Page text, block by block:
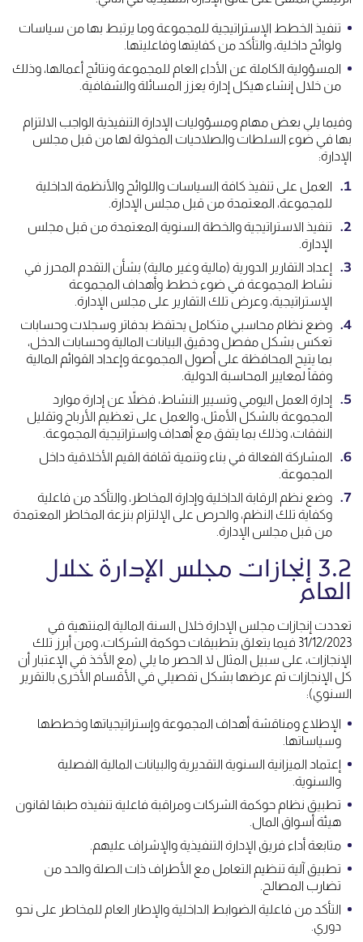
تنفيذ الخطط الإستراتيجية للمجموعة وما يرتبط بها من سياسات
ولوائح داخلية، والتأكد من كفايتها وفاعليتها.
المسؤولية الكاملة عن الأداء العام للمجموعة ونتائج أعمالها، وذلك
من خلال إنشاء هيكل إدارة يعزز المسائلة والشفافية.
وفيما يلي بعض مهام ومسؤوليات الإدارة التنفيذية الواجب الالتزام
بها في ضوء السلطات والصلاحيات المخولة لها من قبل مجلس
الإدارة:
العمل على تنفيذ كافة السياسات واللوائح والأنظمة الداخلية
للمجموعة، المعتمدة من قبل مجلس الإدارة.
تنفيذ الاستراتيجية والخطة السنوية المعتمدة من قبل مجلس
الإدارة.
إعداد التقارير الدورية (مالية وغير مالية) بشأن التقدم المحرز في
نشاط المجموعة في ضوء خطط وأهداف المجموعة
الإستراتيجية، وعرض تلك التقارير على مجلس الإدارة.
وضع نظام محاسبي متكامل يحتفظ بدفاتر وسجلات وحسابات
تعكس بشكل مفصل ودقيق البيانات المالية وحسابات الدخل،
بما يتيح المحافظة على أصول المجموعة وإعداد القوائم المالية
وفقاً لمعايير المحاسبة الدولية.
إدارة العمل اليومي وتسيير النشاط، فضلاً عن إدارة موارد
المجموعة بالشكل الأمثل، والعمل على تعظيم الأرباح وتقليل
النفقات، وذلك بما يتفق مع أهداف واستراتيجية المجموعة.
المشاركة الفعالة في بناء وتنمية ثقافة القيم الأخلاقية داخل
المجموعة.
وضع نظم الرقابة الداخلية وإدارة المخاطر، والتأكد من فاعلية
وكفاية تلك النظم، والحرص على الإلتزام بنزعة المخاطر المعتمدة
من قبل مجلس الإدارة.
3.2 إنجازات مجلس الإدارة خلال
العام
تعددت إنجازات مجلس الإدارة خلال السنة المالية المنتهية في
31/12/2023 فيما يتعلق بتطبيقات حوكمة الشركات، ومن أبرز تلك
الإنجازات، على سبيل المثال لا الحصر ما يلي (مع الأخذ في الإعتبار أن
كل الإنجازات تم عرضها بشكل تفصيلي في الأقسام الأخرى بالتقرير
السنوي):
الإطلاع ومناقشة أهداف المجموعة وإستراتيجياتها وخططها
وسياساتها.
إعتماد الميزانية السنوية التقديرية والبيانات المالية الفصلية
والسنوية.
تطبيق نظام حوكمة الشركات ومراقبة فاعلية تنفيذه طبقا لقانون
هيئة أسواق المال.
متابعة أداء فريق الإدارة التنفيذية والإشراف عليهم.
تطبيق آلية تنظيم التعامل مع الأطراف ذات الصلة والحد من
تضارب المصالح.
التأكد من فاعلية الضوابط الداخلية والإطار العام للمخاطر على نحو
دوري.